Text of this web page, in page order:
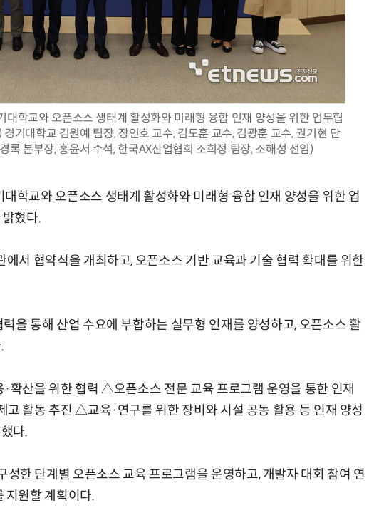
학교와 오픈소스 생태계 활성화와 미래형 융합 인재 양성을 위한 업무협
기대학교 김원예 팀장, 장인호 교수, 김도훈 교수, 김광훈 교수, 권기현 단
록 본부장, 홍윤서 수석, 한국AX산업협회 조희정 팀장, 조해성 선임)
학교와 오픈소스 생태계 활성화와 미래형 융합 인재 양성을 위한 업
혔다.
서 협약식을 개최하고, 오픈소스 기반 교육과 기술 협력 확대를 위한
을 통해 산업 수요에 부합하는 실무형 인재를 양성하고, 오픈소스 활
확산을 위한 협력 △오픈소스 전문 교육 프로그램 운영을 통한 인재
활동 추진 △교육·연구를 위한 장비와 시설 공동 활용 등 인재 양성
다.
성한 단계별 오픈소스 교육 프로그램을 운영하고, 개발자 대회 참여 연
지원할 계획이다.
AI Native Enterprise를 지원하는 AI Ready Data 플랫폼 활용 전략